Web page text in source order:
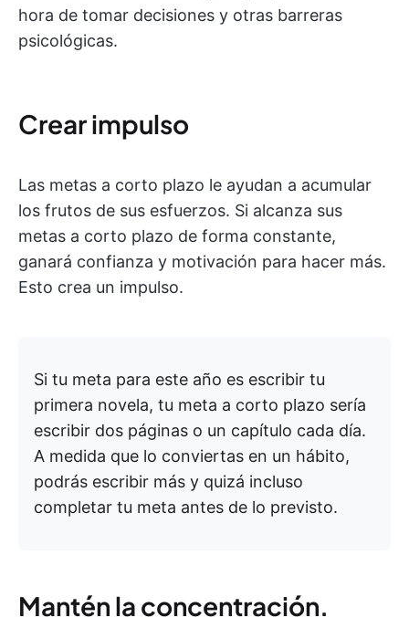
hora de tomar decisiones y otras barreras
psicológicas.
Crear impulso
Las metas a corto plazo le ayudan a acumular
los frutos de sus esfuerzos. Si alcanza sus
metas a corto plazo de forma constante,
ganará confianza y motivación para hacer más.
Esto crea un impulso.
Si tu meta para este año es escribir tu
primera novela, tu meta a corto plazo sería
escribir dos páginas o un capítulo cada día.
A medida que lo conviertas en un hábito,
podrás escribir más y quizá incluso
completar tu meta antes de lo previsto.
Mantén la concentración.